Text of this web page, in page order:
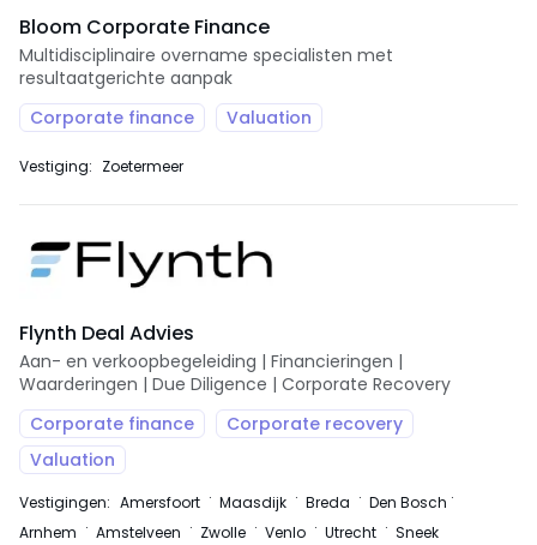
Bloom Corporate Finance
Multidisciplinaire overname specialisten met
resultaatgerichte aanpak
Corporate finance
Valuation
Vestiging: Zoetermeer
Flynth Deal Advies
Aan- en verkoopbegeleiding | Financieringen |
Waarderingen | Due Diligence | Corporate Recovery
Corporate finance
Corporate recovery
Valuation
Vestigingen: Amersfoort Maasdijk Breda
Den Bosch
Arnhem
Amstelveen Zwolle Venlo Utrecht Sneek